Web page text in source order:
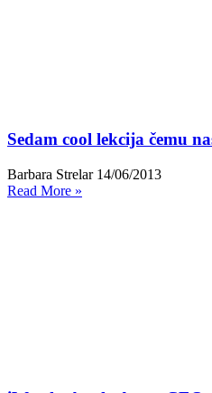
Sedam cool lekcija čemu
Barbara Strelar 14/06/2013
Read More »